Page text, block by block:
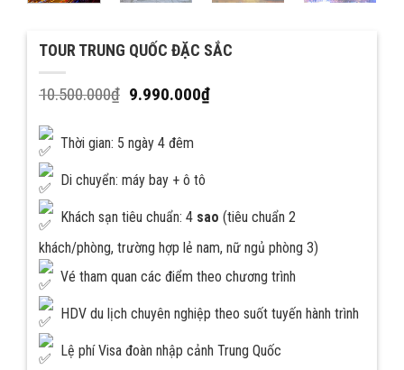
TOUR TRUNG QUỐC ĐẶC SẮC
10.500.000₫ 9.990.000₫
Thời gian: 5 ngày 4 đêm
Di chuyển: máy bay + ô tô
Khách sạn tiêu chuẩn: 4 sao (tiêu chuẩn 2
khách/phòng, trường hợp lẻ nam, nữ ngủ phòng 3)
Vé tham quan các điểm theo chương trình
HDV du lịch chuyên nghiệp theo suốt tuyến hành trình
Lệ phí Visa đoàn nhập cảnh Trung Quốc